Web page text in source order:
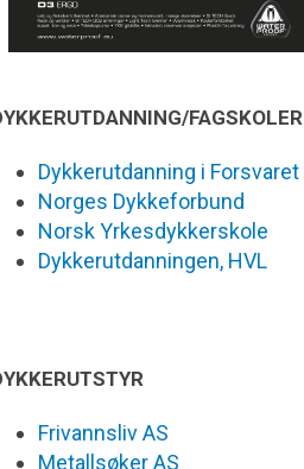
FAGSKOLER
Dykkerutdanning i Forsvaret
Norges Dykkeforbund
Norsk Yrkesdykkerskole
Dykkerutdanningen, HVL
Frivannsliv AS
Metallsøker AS